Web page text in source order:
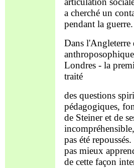
a cherché un
pendant la guerre.
Dans l'Angleterre
Londres - la
traité
des questions
pédagogiques,
de Steiner et de
pas été
pas mieux
de cette façon